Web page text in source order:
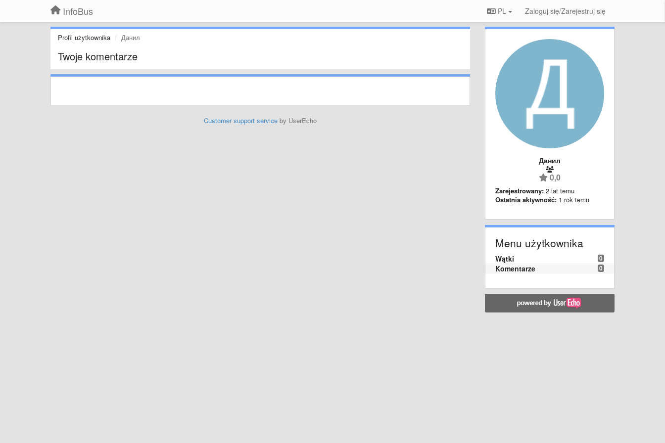
InfoBus PL Zaloguj się/Zarejestruj się
Profil użytkownika Данил
Twoje komentarze
Customer support serviceby UserEcho
Данил
0,0
Zarejestrowany: 2 lat temu
Ostatnia aktywność: 1 rok temu
Menu użytkownika
0
Wątki
0
Komentarze